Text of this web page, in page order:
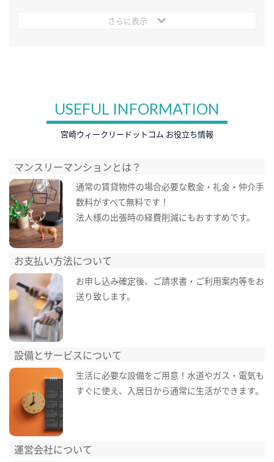
さらに表示
USEFUL INFORMATION
宮崎ウィークリードットコム お役立ち情報
マンスリーマンションとは？
通常の賃貸物件の場合必要な敷金・礼金・仲介手
数料がすべて無料です！
法人様の出張時の経費削減にもおすすめです。
お支払い方法について
お申し込み確定後、ご請求書・ご利用案内等をお
送り致します。
設備とサービスについて
生活に必要な設備をご用意！水道やガス・電気も
すぐに使え、入居日から通常に生活ができます。
運営会社について